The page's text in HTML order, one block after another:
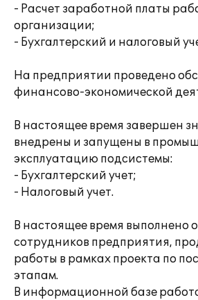
- Расчет заработной платы
организации;
- Бухгалтерский и налоговый
На предприятии проведено
финансово-экономической
В настоящее время завершен
внедрены и запущены в
эксплуатацию подсистемы:
- Бухгалтерский учет;
- Налоговый учет.
В настоящее время выполнено
сотрудников предприятия,
работы в рамках проекта по
этапам.
В информационной базе